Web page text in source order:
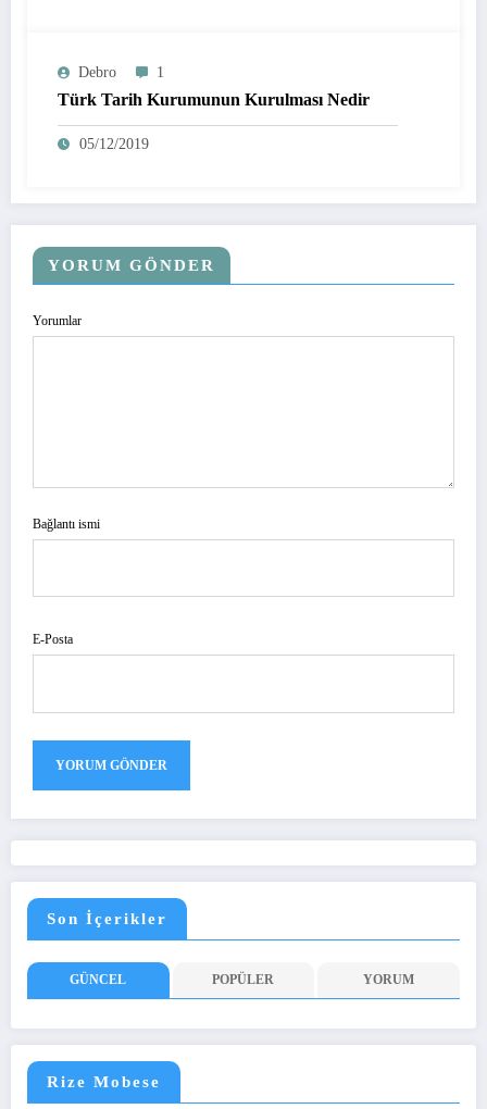
Debro 1
Türk Tarih Kurumunun Kurulması Nedir
05/12/2019
YORUM GÖNDER
Yorumlar
Bağlantı ismi
E-Posta
Son İçerikler
GÜNCEL POPÜLER YORUM
Rize Mobese